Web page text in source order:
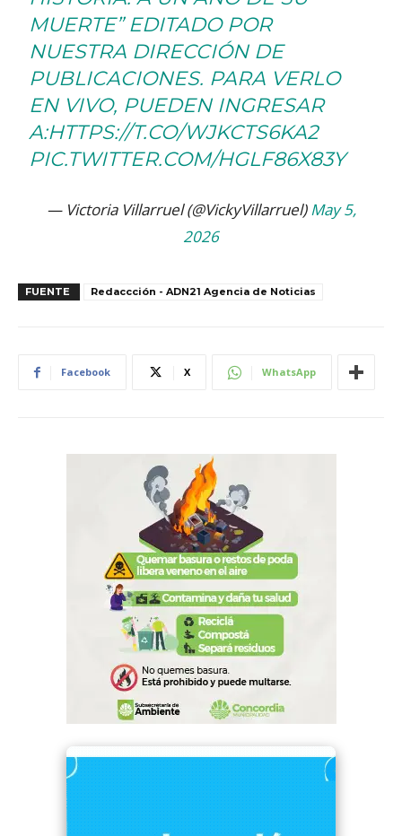
MUERTE” EDITADO POR
NUESTRA DIRECCIÓN DE
PUBLICACIONES. PARA VERLO
EN VIVO, PUEDEN INGRESAR
A:HTTPS://T.CO/WJKCTS6KA2
PIC.TWITTER.COM/HGLF86X83Y
— Victoria Villarruel (@VickyVillarruel)May 5,
2026
FUENTE Redaccción - ADN21 Agencia de Noticias
Facebook X WhatsApp